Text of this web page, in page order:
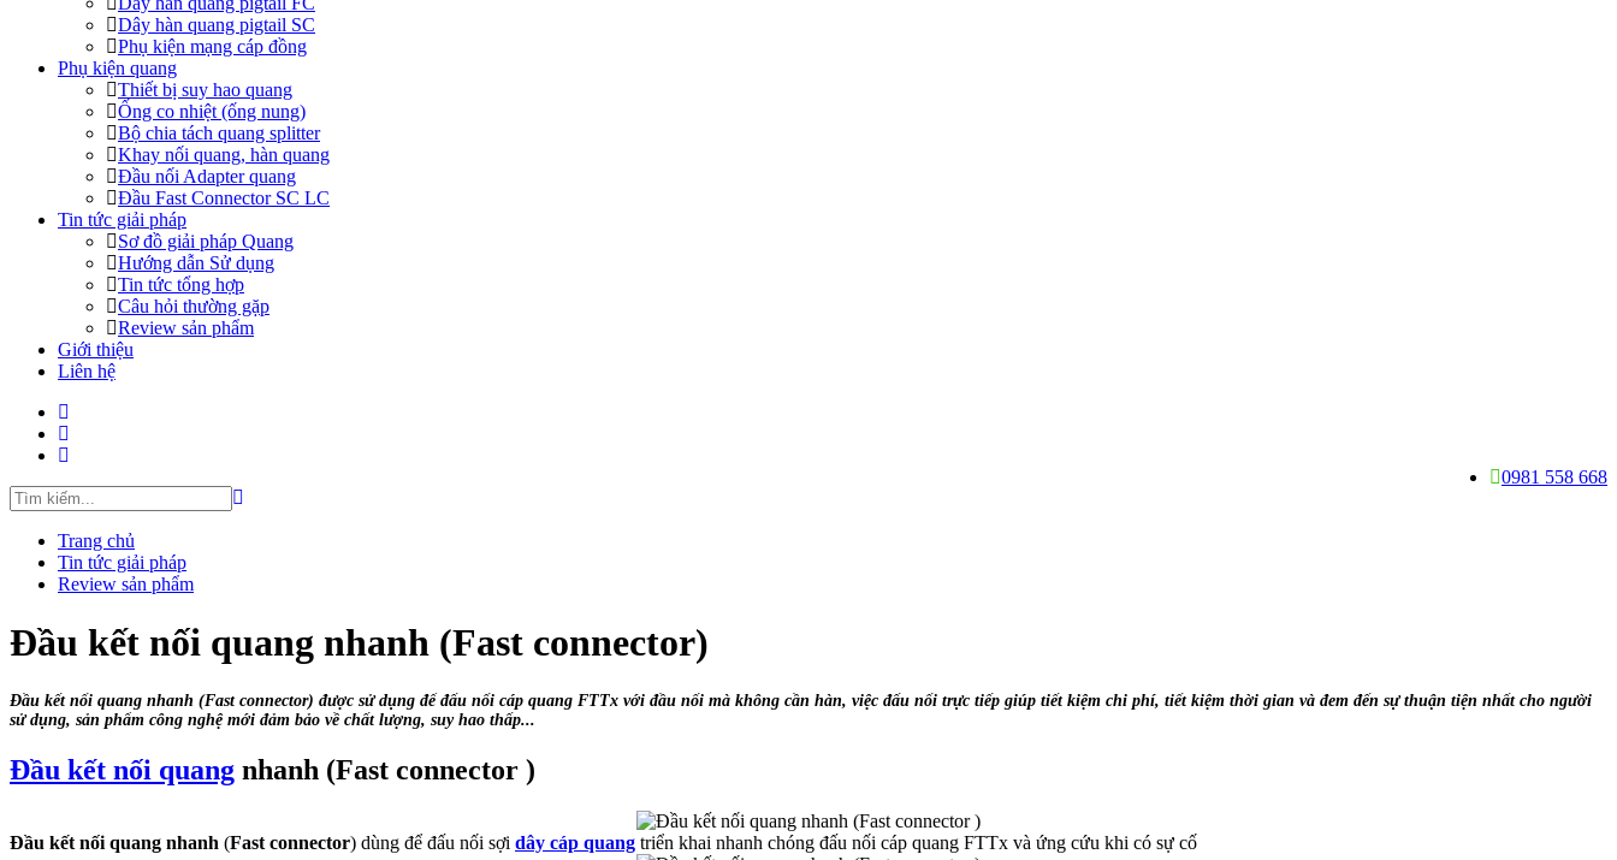
Dây hàn quang pigtail SC
Phụ kiện mạng cáp đồng
Phụ kiện quang
Thiết bị suy hao quang
Ống co nhiệt (ống nung)
Bộ chia tách quang splitter
Khay nối quang, hàn quang
Đầu nối Adapter quang
Đầu Fast Connector SC LC
Tin tức giải pháp
Sơ đồ giải pháp Quang
Hướng dẫn Sử dụng
Tin tức tổng hợp
Câu hỏi thường gặp
Review sản phẩm
Giới thiệu
Liên hệ
0981 558 668
Trang chủ
Tin tức giải pháp
Review sản phẩm
Đầu kết nối quang nhanh (Fast connector)
Đầu kết nối quang nhanh (Fast connector) được sử dụng để đấu nối cáp quang FTTx với đầu nối mà không cần hàn, việc đấu nối trực tiếp giúp tiết kiệm chi phí, tiết kiệm thời gian và đem đến sự thuận tiện nhất cho người
sử dụng, sản phẩm công nghệ mới đảm bảo về chất lượng, suy hao thấp...
Đầu kết nối quang nhanh (Fast connector )
Đầu kết nối quang nhanh (Fast connector) dùng để đấu nối sợi dây cáp quang triển khai nhanh chóng đấu nối cáp quang FTTx và ứng cứu khi có sự cố